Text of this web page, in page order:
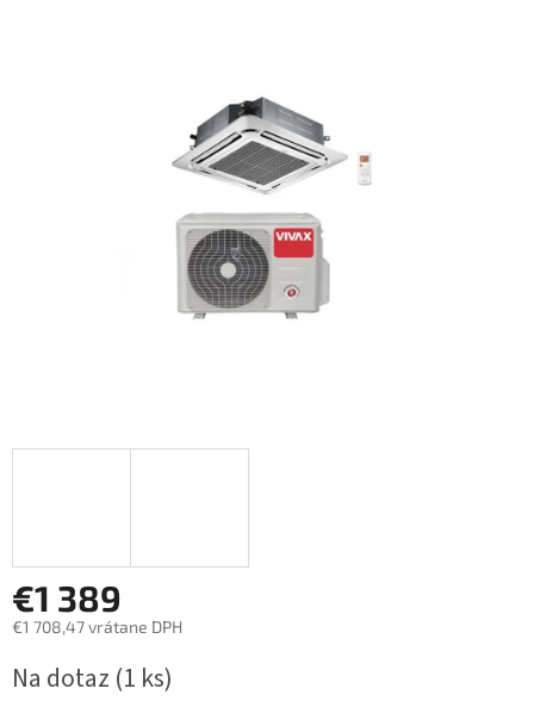
€1 389
€1 708,47 vrátane DPH
cena:
Na dotaz (1 ks)